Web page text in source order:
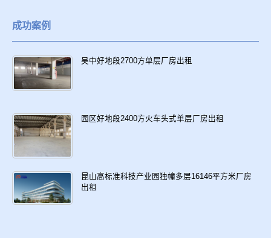
成功案例
吴中好地段2700方单层厂房出租
园区好地段2400方火车头式单层厂房出租
昆山高标准科技产业园独幢多层16146平方米厂房
出租